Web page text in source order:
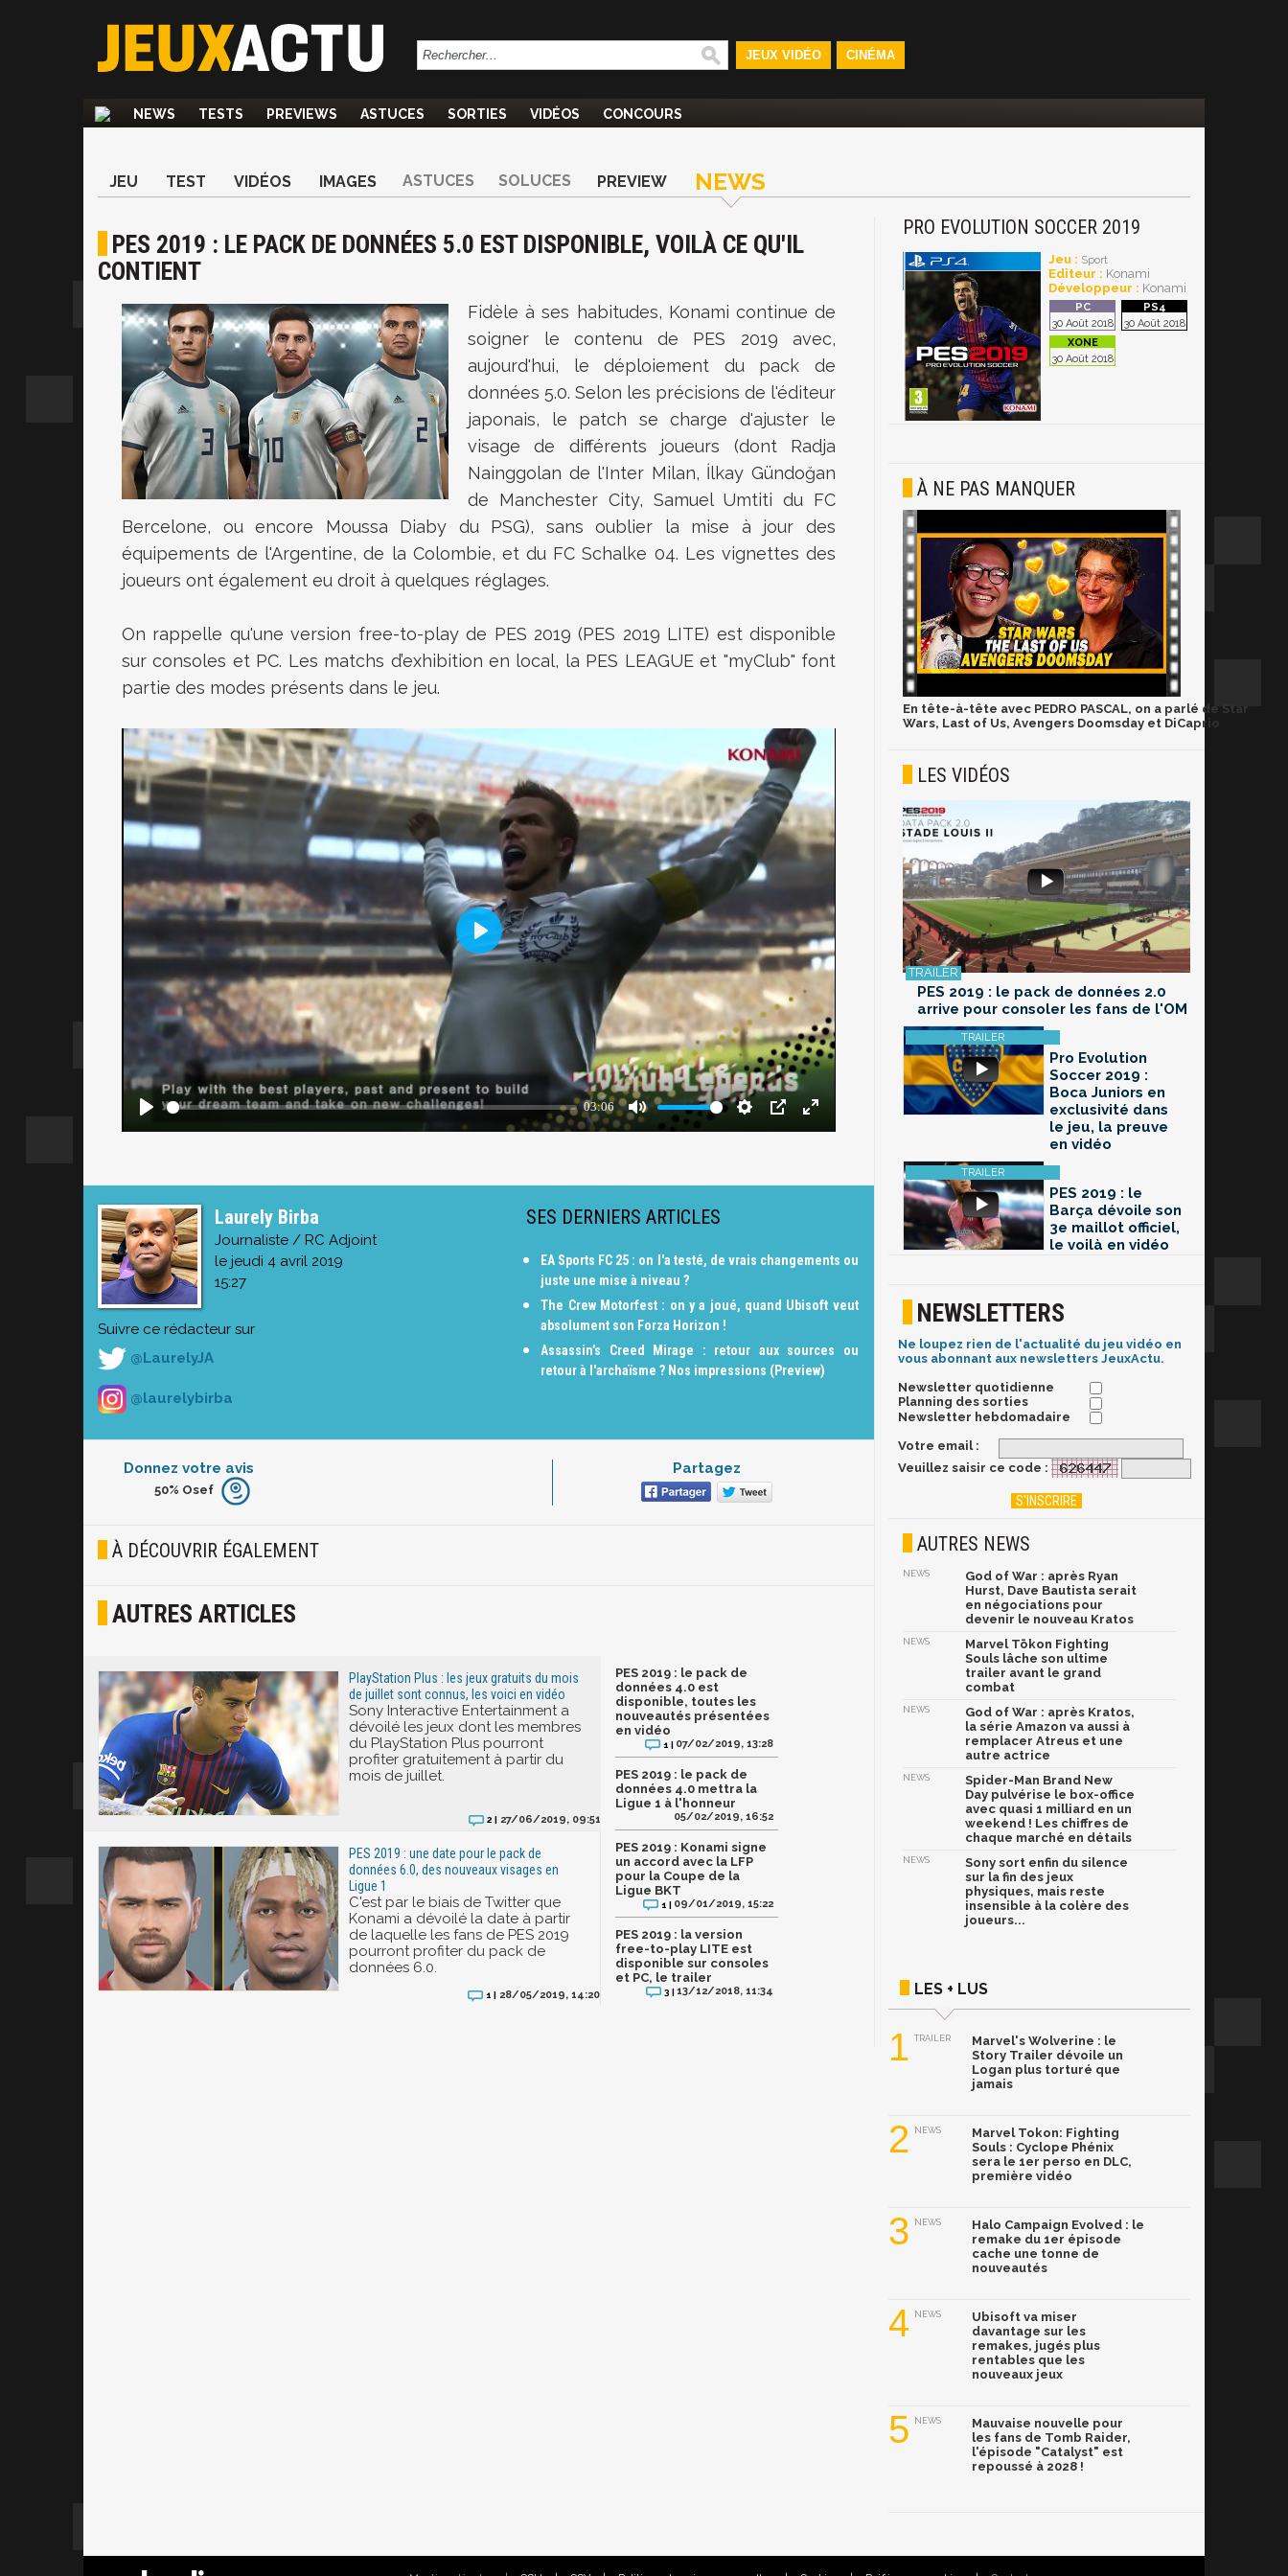
JEUX VIDÉO CINÉMA
NEWS TESTS PREVIEWS ASTUCES SORTIES VIDÉOS CONCOURS
JEU TEST VIDÉOS IMAGES ASTUCES SOLUCES PREVIEW NEWS
PES 2019 : LE PACK DE DONNÉES 5.0 EST DISPONIBLE, VOILÀ CE QU'IL
CONTIENT
Fidèle à ses habitudes, Konami continue de
soigner le contenu de PES 2019 avec,
aujourd'hui, le déploiement du pack de
données 5.0. Selon les précisions de l'éditeur
japonais, le patch se charge d'ajuster le
visage de différents joueurs (dont Radja
Nainggolan de l'Inter Milan, İlkay Gündoğan
de Manchester City, Samuel Umtiti du FC
Bercelone, ou encore Moussa Diaby du PSG), sans oublier la mise à jour des
équipements de l'Argentine, de la Colombie, et du FC Schalke 04. Les vignettes des
joueurs ont également eu droit à quelques réglages.
On rappelle qu'une version free-to-play de PES 2019 (PES 2019 LITE) est disponible
sur consoles et PC. Les matchs d’exhibition en local, la PES LEAGUE et "myClub" font
partie des modes présents dans le jeu.
Laurely Birba
Journaliste / RC Adjoint
le jeudi 4 avril 2019
15:27
Suivre ce rédacteur sur
@LaurelyJA
@laurelybirba
SES DERNIERS ARTICLES
EA Sports FC 25 : on l'a testé, de vrais changements ou
juste une mise à niveau ?
The Crew Motorfest : on y a joué, quand Ubisoft veut
absolument son Forza Horizon !
Assassin’s Creed Mirage : retour aux sources ou
retour à l'archaïsme ? Nos impressions (Preview)
Donnez votre avis
Furieux
Joyeux
50% Osef
Partagez
À DÉCOUVRIR ÉGALEMENT
AUTRES ARTICLES
PlayStation Plus : les jeux gratuits du mois
de juillet sont connus, les voici en vidéo
Sony Interactive Entertainment a
dévoilé les jeux dont les membres
du PlayStation Plus pourront
profiter gratuitement à partir du
mois de juillet.
2 | 27/06/2019, 09:51
PES 2019 : une date pour le pack de
données 6.0, des nouveaux visages en
Ligue 1
C'est par le biais de Twitter que
Konami a dévoilé la date à partir
de laquelle les fans de PES 2019
pourront profiter du pack de
données 6.0.
1 | 28/05/2019, 14:20
PES 2019 : le pack de
données 4.0 est
disponible, toutes les
nouveautés présentées
en vidéo
1 | 07/02/2019, 13:28
PES 2019 : le pack de
données 4.0 mettra la
Ligue 1 à l'honneur
05/02/2019, 16:52
PES 2019 : Konami signe
un accord avec la LFP
pour la Coupe de la
Ligue BKT
1 | 09/01/2019, 15:22
PES 2019 : la version
free-to-play LITE est
disponible sur consoles
et PC, le trailer
3 |13/12/2018, 11:34
PRO EVOLUTION SOCCER 2019
Jeu : Sport
Editeur : Konami
Développeur : Konami
30 Août 2018 30 Août 2018
30 Août 2018
À NE PAS MANQUER
En tête-à-tête avec PEDRO PASCAL, on a parlé de Star
Wars, Last of Us, Avengers Doomsday et DiCaprio
LES VIDÉOS
PES 2019 : le pack de données 2.0
arrive pour consoler les fans de l'OM
Pro Evolution
Soccer 2019 :
Boca Juniors en
exclusivité dans
le jeu, la preuve
en vidéo
PES 2019 : le
Barça dévoile son
3e maillot officiel,
le voilà en vidéo
NEWSLETTERS
Ne loupez rien de l'actualité du jeu vidéo en
vous abonnant aux newsletters JeuxActu.
Newsletter quotidienne
Planning des sorties
Newsletter hebdomadaire
Votre email :
Veuillez saisir ce code :
AUTRES NEWS
NEWS
God of War : après Ryan
Hurst, Dave Bautista serait
en négociations pour
devenir le nouveau Kratos
NEWS
Marvel Tōkon Fighting
Souls lâche son ultime
trailer avant le grand
combat
NEWS
God of War : après Kratos,
la série Amazon va aussi à
remplacer Atreus et une
autre actrice
NEWS
Spider-Man Brand New
Day pulvérise le box-office
avec quasi 1 milliard en un
weekend ! Les chiffres de
chaque marché en détails
NEWS
Sony sort enfin du silence
sur la fin des jeux
physiques, mais reste
insensible à la colère des
joueurs...
LES + LUS
1 TRAILER
Marvel's Wolverine : le
Story Trailer dévoile un
Logan plus torturé que
jamais
2 NEWS
Marvel Tokon: Fighting
Souls : Cyclope Phénix
sera le 1er perso en DLC,
première vidéo
3 NEWS
Halo Campaign Evolved : le
remake du 1er épisode
cache une tonne de
nouveautés
4 NEWS
Ubisoft va miser
davantage sur les
remakes, jugés plus
rentables que les
nouveaux jeux
5 NEWS
Mauvaise nouvelle pour
les fans de Tomb Raider,
l'épisode "Catalyst" est
repoussé à 2028 !